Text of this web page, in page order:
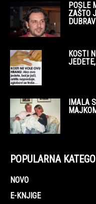
POSLE
ZAŠTO
KOSTI
IMALA
POPULARNA
NOVO
E-KNJIGE